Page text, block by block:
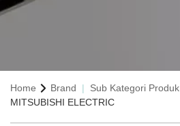
Home Brand Sub Kategori Produk
MITSUBISHI ELECTRIC